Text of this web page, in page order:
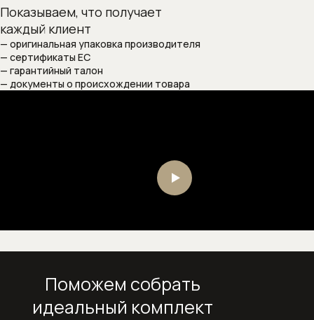
Внутренние механизмы запорных
вентилей
Изливы для смесителей
Внутренние механизмы для
Сифоны
Сифоны и выпуски
Показываем, что получает
каждый клиент
— оригинальная упаковка производителя
— сертификаты ЕС
— гарантийный талон
— документы о происхождении товара
Поможем собрать
идеальный комплект